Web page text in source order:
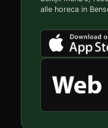
alle horeca in